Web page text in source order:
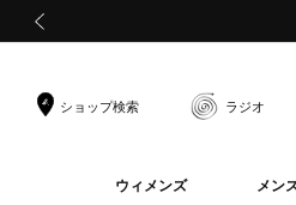
ショップ検索 ラジオ
ウィメンズ メン